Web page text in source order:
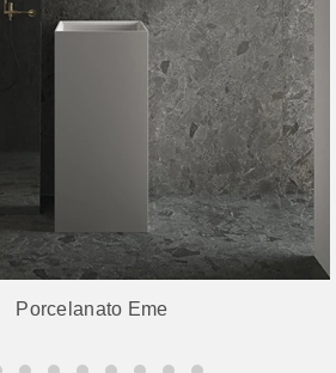
Porcelanato Eme